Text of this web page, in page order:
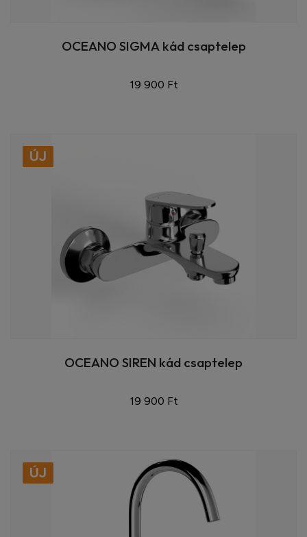
OCEANO SIGMA kád csaptelep
19 900 Ft
ÚJ
OCEANO SIREN kád csaptelep
19 900 Ft
ÚJ